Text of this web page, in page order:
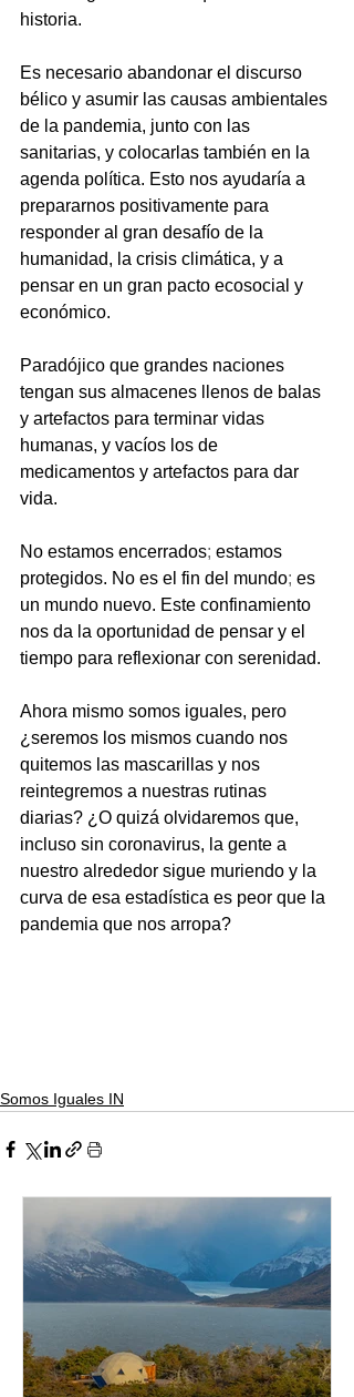
historia.
Es necesario abandonar el discurso
bélico y asumir las causas ambientales
de la pandemia, junto con las
sanitarias, y colocarlas también en la
agenda política. Esto nos ayudaría a
prepararnos positivamente para
responder al gran desafío de la
humanidad, la crisis climática, y a
pensar en un gran pacto ecosocial y
económico.
Paradójico que grandes naciones
tengan sus almacenes llenos de balas
y artefactos para terminar vidas
humanas, y vacíos los de
medicamentos y artefactos para dar
vida.
No estamos encerrados; estamos
protegidos. No es el fin del mundo; es
un mundo nuevo. Este confinamiento
nos da la oportunidad de pensar y el
tiempo para reflexionar con serenidad.
Ahora mismo somos iguales, pero
¿seremos los mismos cuando nos
quitemos las mascarillas y nos
reintegremos a nuestras rutinas
diarias? ¿O quizá olvidaremos que,
incluso sin coronavirus, la gente a
nuestro alrededor sigue muriendo y la
curva de esa estadística es peor que la
pandemia que nos arropa?
Somos Iguales IN